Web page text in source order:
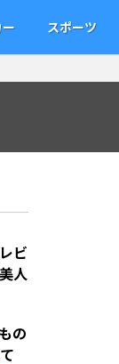
ー スポーツ
ビ
人
の